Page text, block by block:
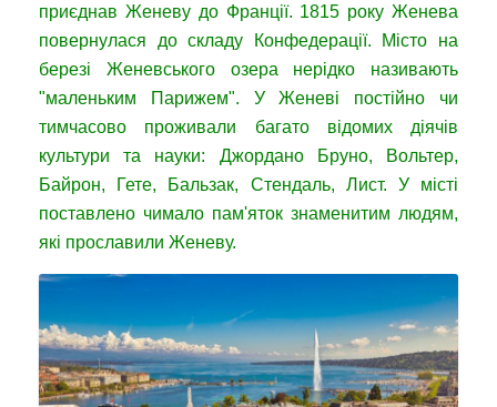
приєднав Женеву до Франції. 1815 року Женева
повернулася до складу Конфедерації. Місто на
березі Женевського озера нерідко називають
"маленьким Парижем". У Женеві постійно чи
тимчасово проживали багато відомих діячів
культури та науки: Джордано Бруно, Вольтер,
Байрон, Гете, Бальзак, Стендаль, Лист. У місті
поставлено чимало пам'яток знаменитим людям,
які прославили Женеву.